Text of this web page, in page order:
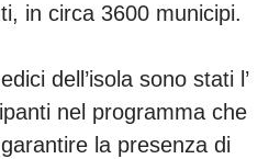
in circa 3600 municipi.
dell’isola sono stati l’
nel programma che
la presenza di